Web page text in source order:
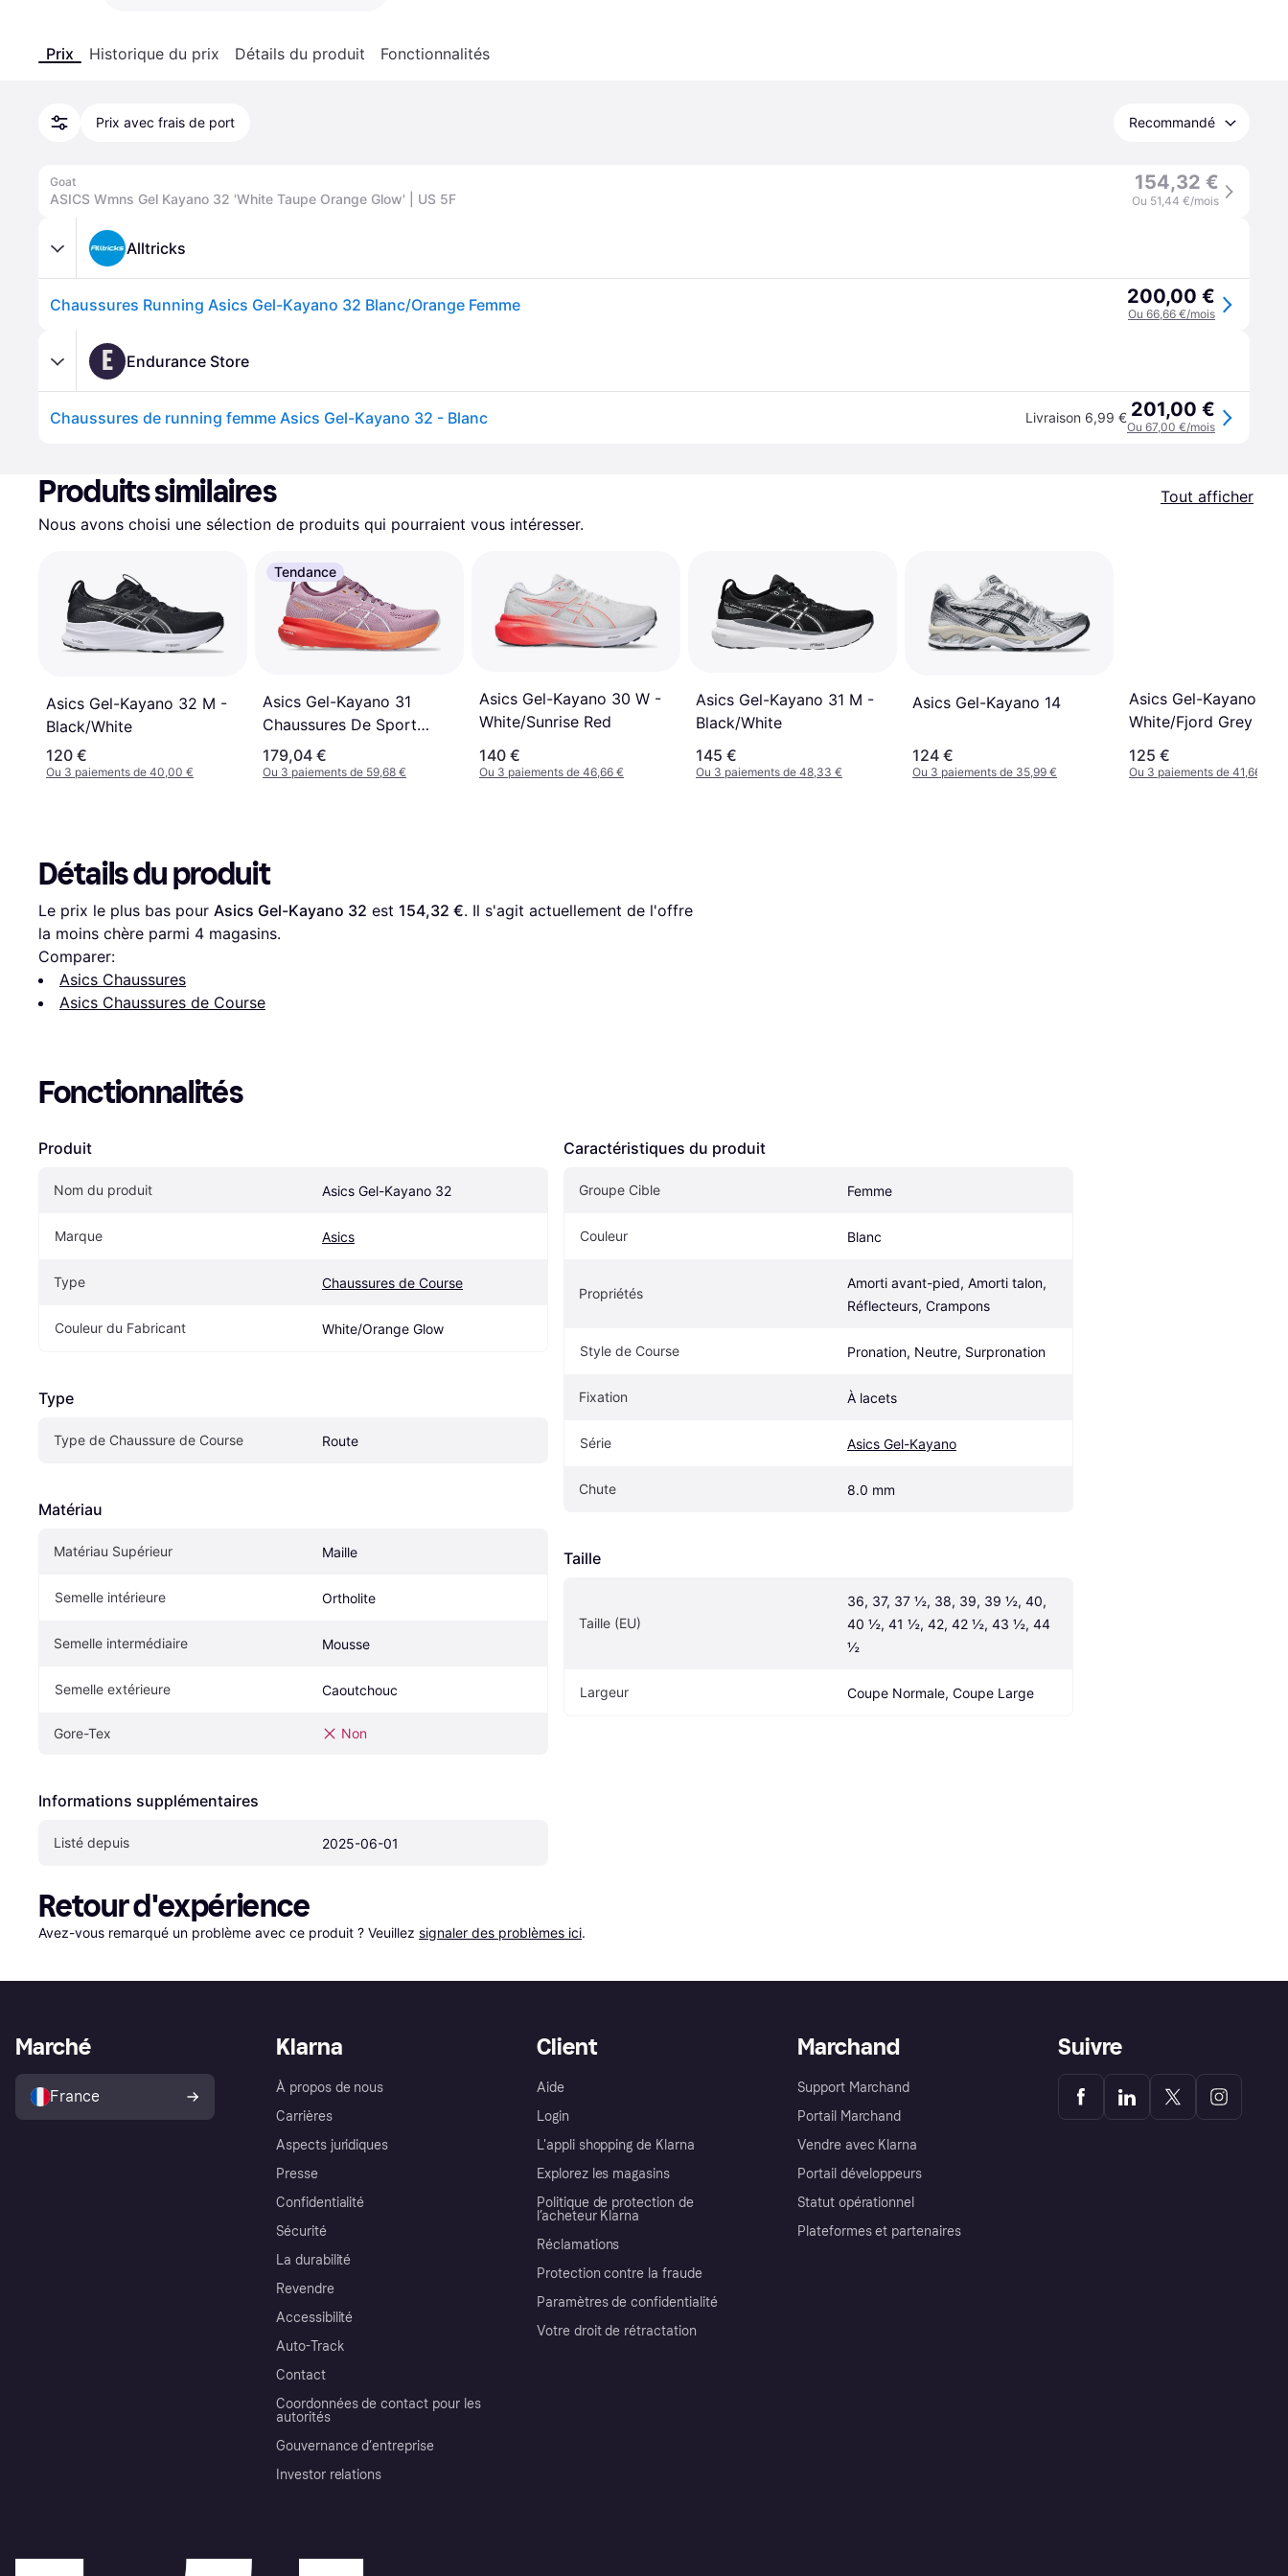
Prix Historique du prix Détails du produit Fonctionnalités
Prix avec frais de port Recommandé
Goat
ASICS Wmns Gel Kayano 32 'White Taupe Orange Glow' | US 5F
154,32 €
Ou 51,44 €/mois
Alltricks
Chaussures Running Asics Gel-Kayano 32 Blanc/Orange Femme 200,00 €
Ou 66,66 €/mois
E Endurance Store
Chaussures de running femme Asics Gel-Kayano 32 - Blanc Livraison 6,99 € 201,00 €
Ou 67,00 €/mois
Produits similaires
Tout afficher
Nous avons choisi une sélection de produits qui pourraient vous intéresser.
Asics Gel-Kayano 32 M -
Black/White
120 €
Ou 3 paiements de 40,00 €
Tendance
Asics Gel-Kayano 31
Chaussures De Sport
Femme
179,04 €
Ou 3 paiements de 59,68 €
Asics Gel-Kayano 30 W -
White/Sunrise Red
140 €
Ou 3 paiements de 46,66 €
Asics Gel-Kayano 31 M -
Black/White
145 €
Ou 3 paiements de 48,33 €
Asics Gel-Kayano 14
124 €
Ou 3 paiements de 35,99 €
Asics Gel-Kayano 14 -
White/Fjord Grey
125 €
Ou 3 paiements de 41,66 €
Détails du produit
Le prix le plus bas pour Asics Gel-Kayano 32 est 154,32 €. Il s'agit actuellement de l'offre
la moins chère parmi 4 magasins.
Comparer:
Asics Chaussures
Asics Chaussures de Course
Fonctionnalités
Produit
Nom du produit Asics Gel-Kayano 32
Marque Asics
Type Chaussures de Course
Couleur du Fabricant White/Orange Glow
Type
Type de Chaussure de Course Route
Matériau
Matériau Supérieur Maille
Semelle intérieure Ortholite
Semelle intermédiaire Mousse
Semelle extérieure Caoutchouc
Gore-Tex Non
Informations supplémentaires
Listé depuis 2025-06-01
Caractéristiques du produit
Groupe Cible Femme
Couleur Blanc
Propriétés
Amorti avant-pied, Amorti talon,
Réflecteurs, Crampons
Style de Course Pronation, Neutre, Surpronation
Fixation À lacets
Série Asics Gel-Kayano
Chute 8.0 mm
Taille
Taille (EU)
36, 37, 37 ½, 38, 39, 39 ½, 40,
40 ½, 41 ½, 42, 42 ½, 43 ½, 44
½
Largeur Coupe Normale, Coupe Large
Retour d'expérience
Avez-vous remarqué un problème avec ce produit ? Veuillez signaler des problèmes ici.
Klarna
À propos de nous
Carrières
Aspects juridiques
Presse
Confidentialité
Sécurité
La durabilité
Revendre
Accessibilité
Auto-Track
Contact
Coordonnées de contact pour les
autorités
Gouvernance d’entreprise
Investor relations
Client
Aide
Login
L'appli shopping de Klarna
Explorez les magasins
Politique de protection de
l’acheteur Klarna
Réclamations
Protection contre la fraude
Paramètres de confidentialité
Votre droit de rétractation
Marchand
Support Marchand
Portail Marchand
Vendre avec Klarna
Portail développeurs
Statut opérationnel
Plateformes et partenaires
Marché
France
Suivre